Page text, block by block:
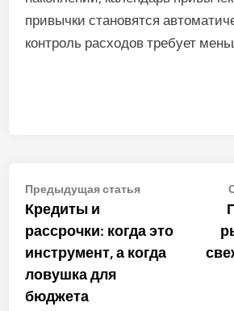
привычки становятся
контроль расходов требует
Навигация
по
записям
Предыдущая статьяПредыдущая
Кредиты и
рассрочки: когда это
инструмент, а когда
ловушка для
бюджета